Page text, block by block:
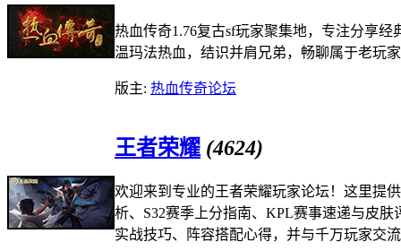
热血传奇1.76复古sf玩家聚集地，专注分享
温玛法热血，结识并肩兄弟，畅聊属于老玩
版主: 热血传奇论坛
王者荣耀 (4624)
欢迎来到专业的王者荣耀玩家论坛！这里提
析、S32赛季上分指南、KPL赛事速递与皮
实战技巧、阵容搭配心得，并与千万玩家交